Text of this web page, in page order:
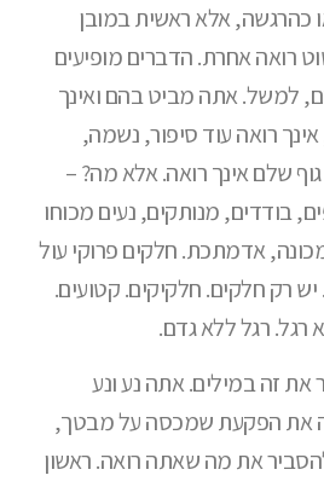
כהרגשה, אלא ראשית במובן
רואה אחרת. הדברים מופיעים
למשל. אתה מביט בהם ואינך
רואה עוד סיפור, נשמה,
שלם אינך רואה. אלא מה? –
בודדים, מנותקים, נעים מכוחו
אדמתכת. חלקים פרוקי עול
רק חלקים. חלקיקים. קטועים.
רגל ללא גדם.
זה במילים. אתה נע ונע
את הפקעת שמכסה על מבטך,
את מה שאתה רואה. ראשון